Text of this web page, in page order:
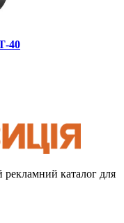
40
рекламний каталог для